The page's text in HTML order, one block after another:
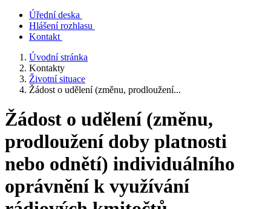
Úřední deska
Hlášení rozhlasu
Kontakt
Úvodní stránka
Kontakty
Životní situace
Žádost o udělení (změnu, prodloužení...
Žádost o udělení (změnu,
prodloužení doby platnosti
nebo odnětí) individuálního
oprávnění k využívání